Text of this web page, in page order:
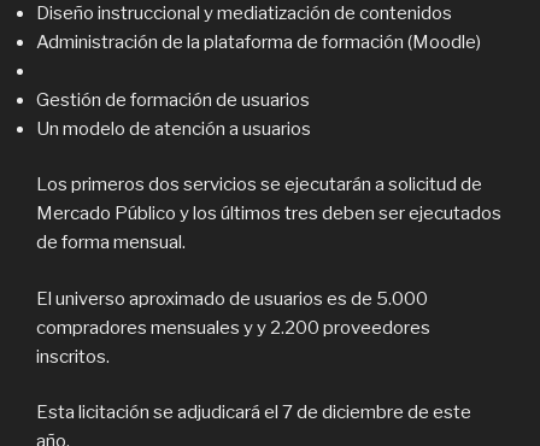
Diseño instruccional y mediatización de contenidos
Administración de la plataforma de formación (Moodle)
Gestión de formación de usuarios
Un modelo de atención a usuarios
Los primeros dos servicios se ejecutarán a solicitud de
Mercado Público y los últimos tres deben ser ejecutados
de forma mensual.
El universo aproximado de usuarios es de 5.000
compradores mensuales y y 2.200 proveedores
inscritos.
Esta licitación se adjudicará el 7 de diciembre de este